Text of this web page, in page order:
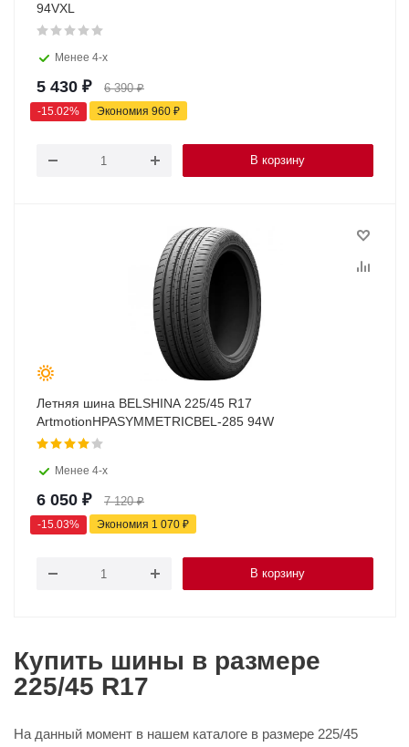
94VXL
Менее 4-х
5 430 ₽ 6 390₽
-15.02% Экономия 960 ₽
В корзину
Летняя шина BELSHINA 225/45 R17
ArtmotionHPASYMMETRICBEL-285 94W
Менее 4-х
6 050 ₽ 7 120₽
-15.03% Экономия 1 070 ₽
В корзину
Купить шины в размере
225/45 R17
На данный момент в нашем каталоге в размере 225/45